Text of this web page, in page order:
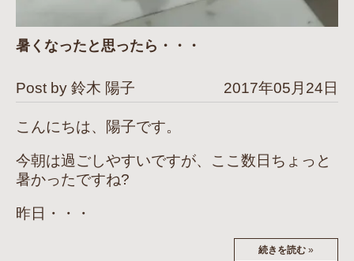
暑くなったと思ったら・・・
Post by 鈴木 陽子 2017年05月24日
こんにちは、陽子です。
今朝は過ごしやすいですが、ここ数日ちょっと
暑かったですね?
昨日・・・
続きを読む »